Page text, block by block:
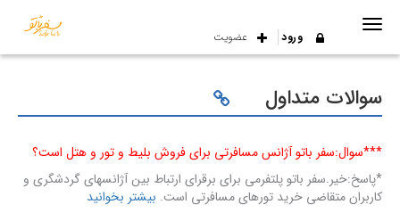
ورود عضویت
سوالات متداول
***سوال:سفر باتو آژانس مسافرتی برای فروش بلیط و تور و هتل است؟
*پاسخ:خیر.سفر باتوپلتفرمی برای برقرای ارتباط بین آژانسهای گردشگری و
کاربران متقاضی خرید تورهای مسافرتی است. بیشتر بخوانید